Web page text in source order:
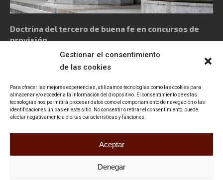
Gestionar el consentimiento
de las cookies
Para ofrecer las mejores experiencias, utilizamos tecnologías como las cookies para
almacenar y/o acceder a la información del dispositivo. El consentimiento de estas
tecnologías nos permitirá procesar datos como el comportamiento de navegación o las
identificaciones únicas en este sitio. No consentir o retirar el consentimiento, puede
afectar negativamente a ciertas características y funciones.
Aceptar
Denegar
Doctrina del tercero de buena fe en concursos de
provisión
Política de privacidad Aviso Legal
Política de cookies